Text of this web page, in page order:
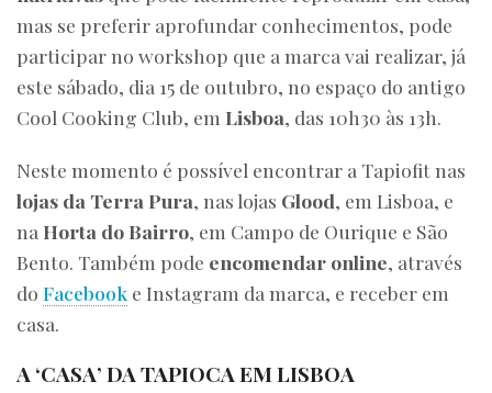
mas se preferir aprofundar conhecimentos, pode
participar no workshop que a marca vai realizar, já
este sábado, dia 15 de outubro, no espaço do antigo
Cool Cooking Club, em Lisboa, das 10h30 às 13h.
Neste momento é possível encontrar a Tapiofit nas
lojas da Terra Pura, nas lojas Glood, em Lisboa, e
na Horta do Bairro, em Campo de Ourique e São
Bento. Também pode encomendar online, através
do Facebook e Instagram da marca, e receber em
casa.
A ‘CASA’ DA TAPIOCA EM LISBOA